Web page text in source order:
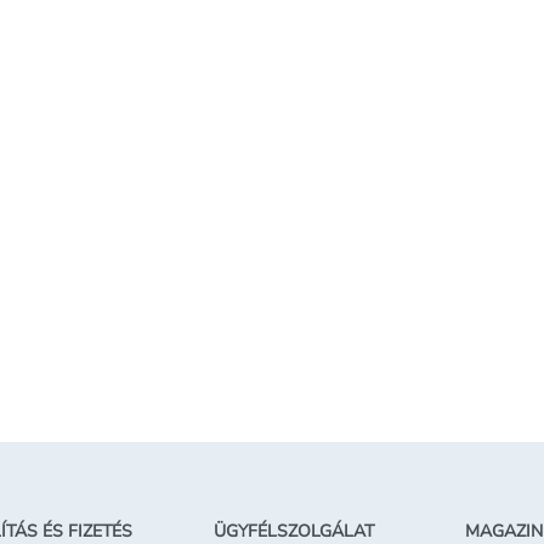
ÉS FIZETÉS ÜGYFÉLSZOLGÁLAT MAGAZIN